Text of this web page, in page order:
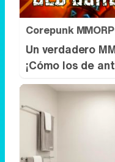
Corepunk
Un verdadero
¡Cómo los de